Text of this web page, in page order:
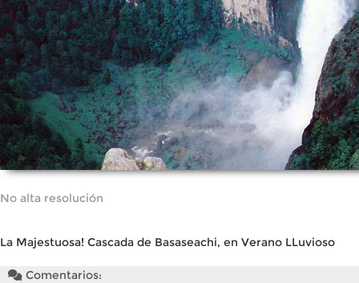
No alta resolución
La Majestuosa! Cascada de Basaseachi, en Verano LLuvioso
Comentarios: